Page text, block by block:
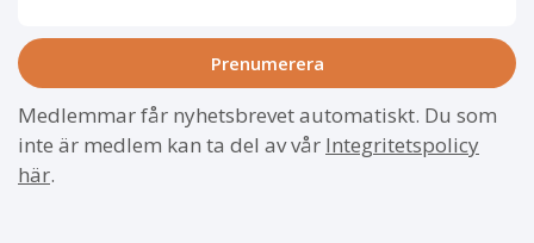
Medlemmar får nyhetsbrevet automatiskt. Du som
inte är medlem kan ta del av vår Integritetspolicy
här.